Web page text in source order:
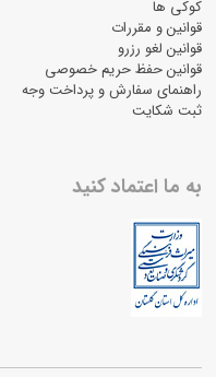
کوکی ها
قوانین و مقررات
قوانین لغو رزرو
قوانین حفظ حریم خصوصی
راهنمای سفارش و پرداخت وجه
ثبت شکایت
به ما اعتماد کنید